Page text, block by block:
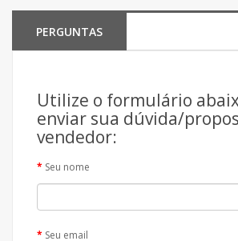
PERGUNTAS
Utilize o formulário
enviar sua dúvida/
vendedor:
Seu nome
Seu email